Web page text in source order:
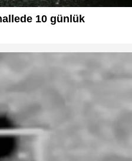
10 günlük